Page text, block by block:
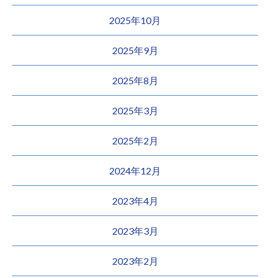
2025年10月
2025年9月
2025年8月
2025年3月
2025年2月
2024年12月
2023年4月
2023年3月
2023年2月